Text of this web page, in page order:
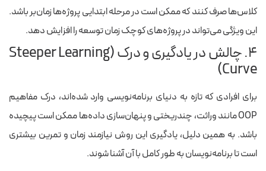
کلاس‌ها صرف کنند که ممکن است در مرحله ابتدایی پروژه‌ها زمان‌بر باشد.
این ویژگی می‌تواند در پروژه‌های کوچک زمان توسعه را افزایش دهد.
۴. چالش در یادگیری و درک (Steeper Learning
Curve)
برای افرادی که تازه به دنیای برنامه‌نویسی وارد شده‌اند، درک مفاهیم
OOP مانند وراثت، چندریختی و پنهان‌سازی داده‌ها ممکن است پیچیده
باشد. به همین دلیل، یادگیری این روش نیازمند زمان و تمرین بیشتری
است تا برنامه‌نویسان به طور کامل با آن آشنا شوند.